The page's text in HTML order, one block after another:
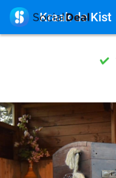
7
7
 Kraak de Kist